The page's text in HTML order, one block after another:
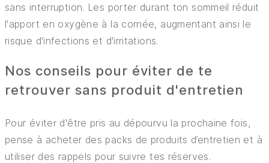
sans interruption. Les porter durant ton sommeil réduit
l'apport en oxygène à la cornée, augmentant ainsi le
risque d'infections et d'irritations​.​​
Nos conseils pour éviter de te
retrouver sans produit d'entretien
Pour éviter d'être pris au dépourvu la prochaine fois,
pense à acheter des packs de produits d’entretien et à
utiliser des rappels pour suivre tes réserves.